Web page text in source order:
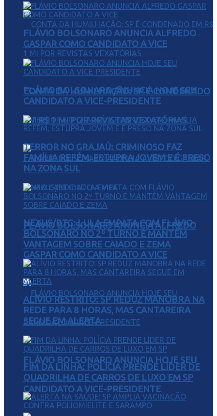
CONTA DA HUMILHAÇÃO: SP É CONDENADO
EM R$ 1 MI POR REVISTAS VEXATÓRIAS
FLÁVIO BOLSONARO ANUNCIA ALFREDO
GASPAR COMO CANDIDATO A VICE
FLÁVIO BOLSONARO ANUNCIA HOJE SEU
CANDIDATO A VICE-PRESIDENTE
FLÁVIO BOLSONARO ANUNCIA ALFREDO
GASPAR COMO CANDIDATO A VICE
FLÁVIO BOLSONARO ANUNCIA HOJE SEU
CANDIDATO A VICE-PRESIDENTE
TERROR NO GRAJAÚ: CRIMINOSO FAZ
FAMÍLIA REFÉM, ESTUPRA JOVEM E É PRESO
NA ZONA SUL
NEXUS/BTG: LULA EMPATA COM FLÁVIO
BOLSONARO NO 2º TURNO E MANTÉM
VANTAGEM SOBRE CAIADO E ZEMA
ALÍVIO RESTRITO: SP REDUZ MANOBRA NA
REDE PARA 8 HORAS, MAS CANTAREIRA
SEGUE EM ALERTA
FIM DA LINHA: POLÍCIA PRENDE LÍDER DE
QUADRILHA DE CARROS DE LUXO EM SP